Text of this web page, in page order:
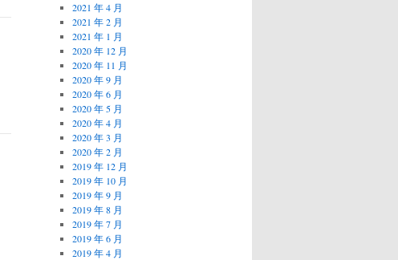
2021 年 4 月
2021 年 2 月
2021 年 1 月
2020 年 12 月
2020 年 11 月
2020 年 9 月
2020 年 6 月
2020 年 5 月
2020 年 4 月
2020 年 3 月
2020 年 2 月
2019 年 12 月
2019 年 10 月
2019 年 9 月
2019 年 8 月
2019 年 7 月
2019 年 6 月
2019 年 4 月